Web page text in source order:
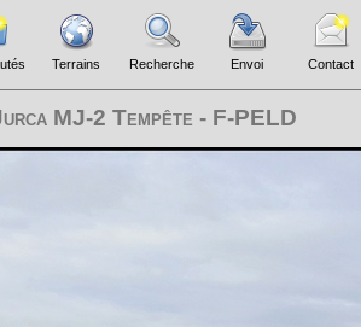
Terrains Recherche Envoi Contact
MJ-2 Tempête - F-PELD